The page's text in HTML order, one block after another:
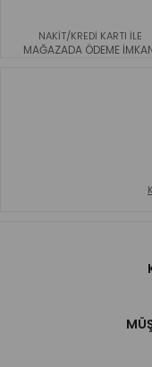
NAKİT/KREDİ KARTI İLE
MAĞAZADA ÖDEME